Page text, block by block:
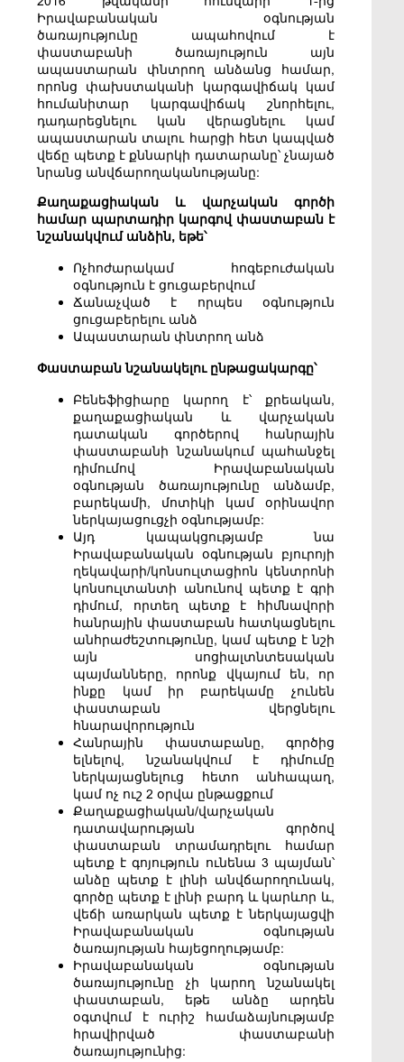
Իրավաբանական օգնության
ծառայությունը ապահովում է
փաստաբանի ծառայություն այն
ապաստարան փնտրող անձանց համար,
որոնց փախստականի կարգավիճակ կամ
հումանիտար կարգավիճակ շնորհելու,
դադարեցնելու կան վերացնելու կամ
ապաստարան տալու հարցի հետ կապված
վեճը պետք է քննարկի դատարանը՝ չնայած
նրանց անվճարողականությանը:
Քաղաքացիական և վարչական գործի
համար պարտադիր կարգով փաստաբան է
նշանակվում անձին, եթե՝
Ոչհոժարակամ հոգեբուժական
օգնություն է ցուցաբերվում
Ճանաչված է որպես օգնություն
ցուցաբերելու անձ
Ապաստարան փնտրող անձ
Փաստաբան նշանակելու ընթացակարգը՝
Բենեֆիցիարը կարող է՝ քրեական,
քաղաքացիական և վարչական
դատական գործերով հանրային
փաստաբանի նշանակում պահանջել
դիմումով Իրավաբանական
օգնության ծառայությունը անձամբ,
բարեկամի, մոտիկի կամ օրինավոր
ներկայացուցչի օգնությամբ:
Այդ կապակցությամբ նա
Իրավաբանական օգնության բյուրոյի
ղեկավարի/կոնսուլտացիոն կենտրոնի
կոնսուլտանտի անունով պետք է գրի
դիմում, որտեղ պետք է հիմնավորի
հանրային փաստաբան հատկացնելու
անհրաժեշտությունը, կամ պետք է նշի
այն սոցիալտնտեսական
պայմանները, որոնք վկայում են, որ
ինքը կամ իր բարեկամը չունեն
փաստաբան վերցնելու
հնարավորություն
Հանրային փաստաբանը, գործից
ելնելով, նշանակվում է դիմումը
ներկայացնելուց հետո անհապաղ,
կամ ոչ ուշ 2 օրվա ընթացքում
Քաղաքացիական/վարչական
դատավարության գործով
փաստաբան տրամադրելու համար
պետք է գոյություն ունենա 3 պայման՝
անձը պետք է լինի անվճարողունակ,
գործը պետք է լինի բարդ և կարևոր և,
վեճի առարկան պետք է ներկայացվի
Իրավաբանական օգնության
ծառայության հայեցողությամբ:
Իրավաբանական օգնության
ծառայությունը չի կարող նշանակել
փաստաբան, եթե անձը արդեն
օգտվում է ուրիշ համաձայնությամբ
հրավիրված փաստաբանի
ծառայությունից: